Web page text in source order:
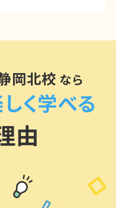
岡北校 なら
く学べる
由